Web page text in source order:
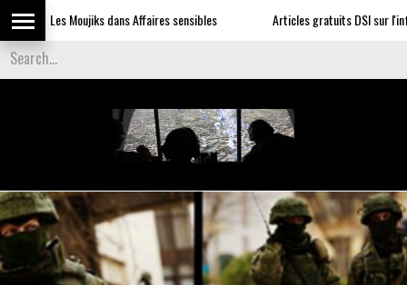
Les Moujiks dans Affaires sensibles Articles gratuits DSI sur l'influence